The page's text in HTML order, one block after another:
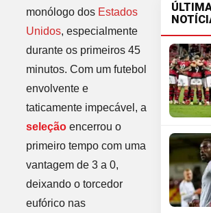
monólogo dos Estados
Unidos, especialmente
durante os primeiros 45
minutos. Com um futebol
envolvente e
taticamente impecável, a
seleçãoencerrou o
primeiro tempo com uma
vantagem de 3 a 0,
deixando o torcedor
eufórico nas